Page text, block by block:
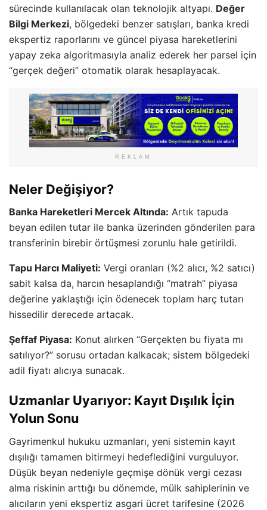
sürecinde kullanılacak olan teknolojik altyapı. Değer
Bilgi Merkezi, bölgedeki benzer satışları, banka kredi
ekspertiz raporlarını ve güncel piyasa hareketlerini
yapay zeka algoritmasıyla analiz ederek her parsel için
“gerçek değeri” otomatik olarak hesaplayacak.
REKLAM
Neler Değişiyor?
Banka Hareketleri Mercek Altında: Artık tapuda
beyan edilen tutar ile banka üzerinden gönderilen para
transferinin birebir örtüşmesi zorunlu hale getirildi.
Tapu Harcı Maliyeti: Vergi oranları (%2 alıcı, %2 satıcı)
sabit kalsa da, harcın hesaplandığı “matrah” piyasa
değerine yaklaştığı için ödenecek toplam harç tutarı
hissedilir derecede artacak.
Şeffaf Piyasa: Konut alırken “Gerçekten bu fiyata mı
satılıyor?” sorusu ortadan kalkacak; sistem bölgedeki
adil fiyatı alıcıya sunacak.
Uzmanlar Uyarıyor: Kayıt Dışılık İçin
Yolun Sonu
Gayrimenkul hukuku uzmanları, yeni sistemin kayıt
dışılığı tamamen bitirmeyi hedeflediğini vurguluyor.
Düşük beyan nedeniyle geçmişe dönük vergi cezası
alma riskinin arttığı bu dönemde, mülk sahiplerinin ve
alıcıların yeni ekspertiz asgari ücret tarifesine (2026